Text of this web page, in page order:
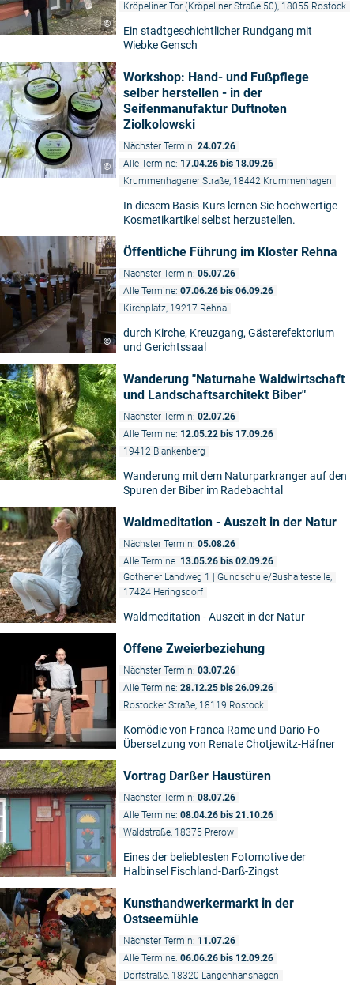
©
Kröpeliner Tor (Kröpeliner Straße 50), 18055 Rostock
Ein stadtgeschichtlicher Rundgang mit
Wiebke Gensch
©
Workshop: Hand- und Fußpflege
selber herstellen - in der
Seifenmanufaktur Duftnoten
Ziolkolowski
Nächster Termin: 24.07.26
Alle Termine: 17.04.26 bis 18.09.26
Krummenhagener Straße, 18442 Krummenhagen
In diesem Basis-Kurs lernen Sie hochwertige
Kosmetikartikel selbst herzustellen.
©
Öffentliche Führung im Kloster Rehna
Nächster Termin: 05.07.26
Alle Termine: 07.06.26 bis 06.09.26
Kirchplatz, 19217 Rehna
durch Kirche, Kreuzgang, Gästerefektorium
und Gerichtssaal
Wanderung "Naturnahe Waldwirtschaft
und Landschaftsarchitekt Biber"
Nächster Termin: 02.07.26
Alle Termine: 12.05.22 bis 17.09.26
19412 Blankenberg
Wanderung mit dem Naturparkranger auf den
Spuren der Biber im Radebachtal
Waldmeditation - Auszeit in der Natur
Nächster Termin: 05.08.26
Alle Termine: 13.05.26 bis 02.09.26
Gothener Landweg 1 | Gundschule/Bushaltestelle,
17424 Heringsdorf
Waldmeditation - Auszeit in der Natur
Offene Zweierbeziehung
Nächster Termin: 03.07.26
Alle Termine: 28.12.25 bis 26.09.26
Rostocker Straße, 18119 Rostock
Komödie von Franca Rame und Dario Fo
Übersetzung von Renate Chotjewitz-Häfner
Vortrag Darßer Haustüren
Nächster Termin: 08.07.26
Alle Termine: 08.04.26 bis 21.10.26
Waldstraße, 18375 Prerow
Eines der beliebtesten Fotomotive der
Halbinsel Fischland-Darß-Zingst
Kunsthandwerkermarkt in der
Ostseemühle
Nächster Termin: 11.07.26
Alle Termine: 06.06.26 bis 12.09.26
Dorfstraße, 18320 Langenhanshagen